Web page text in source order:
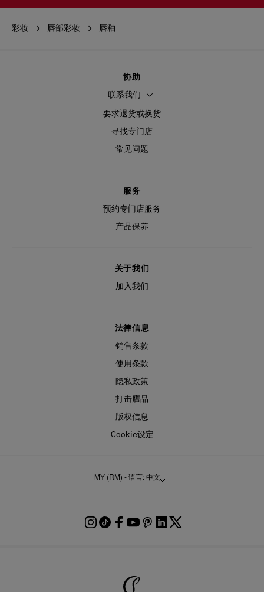
彩妆 唇部彩妆 唇釉
协助
联系我们
要求退货或换货
寻找专门店
常见问题
服务
预约专门店服务
产品保养
关于我们
加入我们
法律信息
销售条款
使用条款
隐私政策
打击膺品
版权信息
Cookie设定
MY (RM) - 语言: 中文